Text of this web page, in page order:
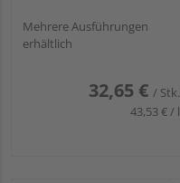
Mehrere Ausführungen
erhältlich
32,65 € / Stk.
43,53 € / l